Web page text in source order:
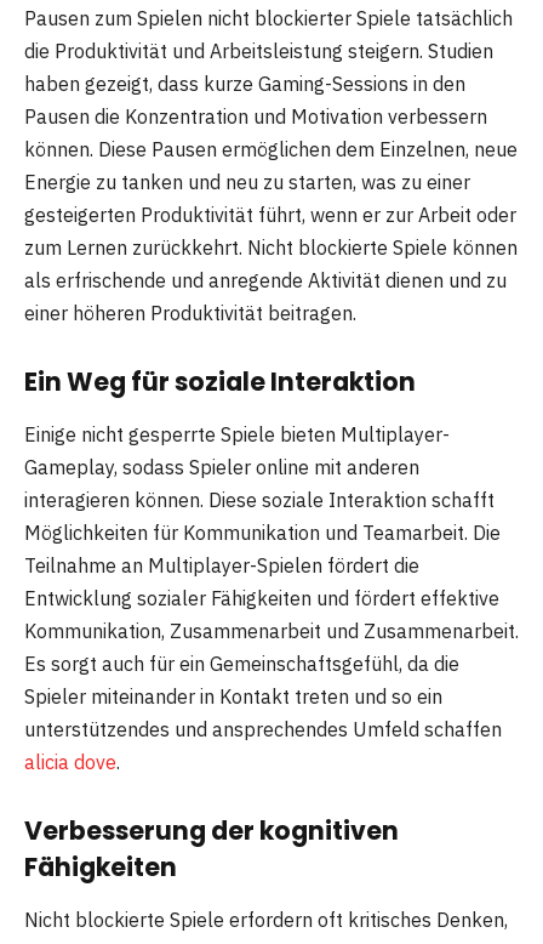
Pausen zum Spielen nicht blockierter Spiele tatsächlich
die Produktivität und Arbeitsleistung steigern. Studien
haben gezeigt, dass kurze Gaming-Sessions in den
Pausen die Konzentration und Motivation verbessern
können. Diese Pausen ermöglichen dem Einzelnen, neue
Energie zu tanken und neu zu starten, was zu einer
gesteigerten Produktivität führt, wenn er zur Arbeit oder
zum Lernen zurückkehrt. Nicht blockierte Spiele können
als erfrischende und anregende Aktivität dienen und zu
einer höheren Produktivität beitragen.
Ein Weg für soziale Interaktion
Einige nicht gesperrte Spiele bieten Multiplayer-
Gameplay, sodass Spieler online mit anderen
interagieren können. Diese soziale Interaktion schafft
Möglichkeiten für Kommunikation und Teamarbeit. Die
Teilnahme an Multiplayer-Spielen fördert die
Entwicklung sozialer Fähigkeiten und fördert effektive
Kommunikation, Zusammenarbeit und Zusammenarbeit.
Es sorgt auch für ein Gemeinschaftsgefühl, da die
Spieler miteinander in Kontakt treten und so ein
unterstützendes und ansprechendes Umfeld schaffen
alicia dove.
Verbesserung der kognitiven
Fähigkeiten
Nicht blockierte Spiele erfordern oft kritisches Denken,